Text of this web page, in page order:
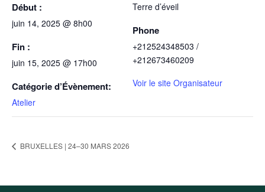
Début :
juin 14, 2025 @ 8h00
Fin :
juin 15, 2025 @ 17h00
Catégorie d’Évènement:
Atelier
Terre d’éveil
Phone
+212524348503 /
+212673460209
Voir le site Organisateur
BRUXELLES | 24–30 MARS 2026